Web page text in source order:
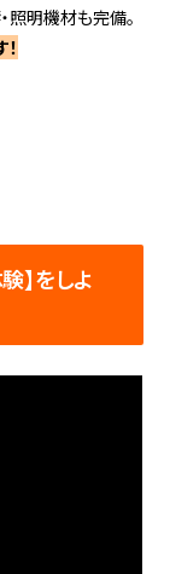
照明機材も完備。
】をしよ